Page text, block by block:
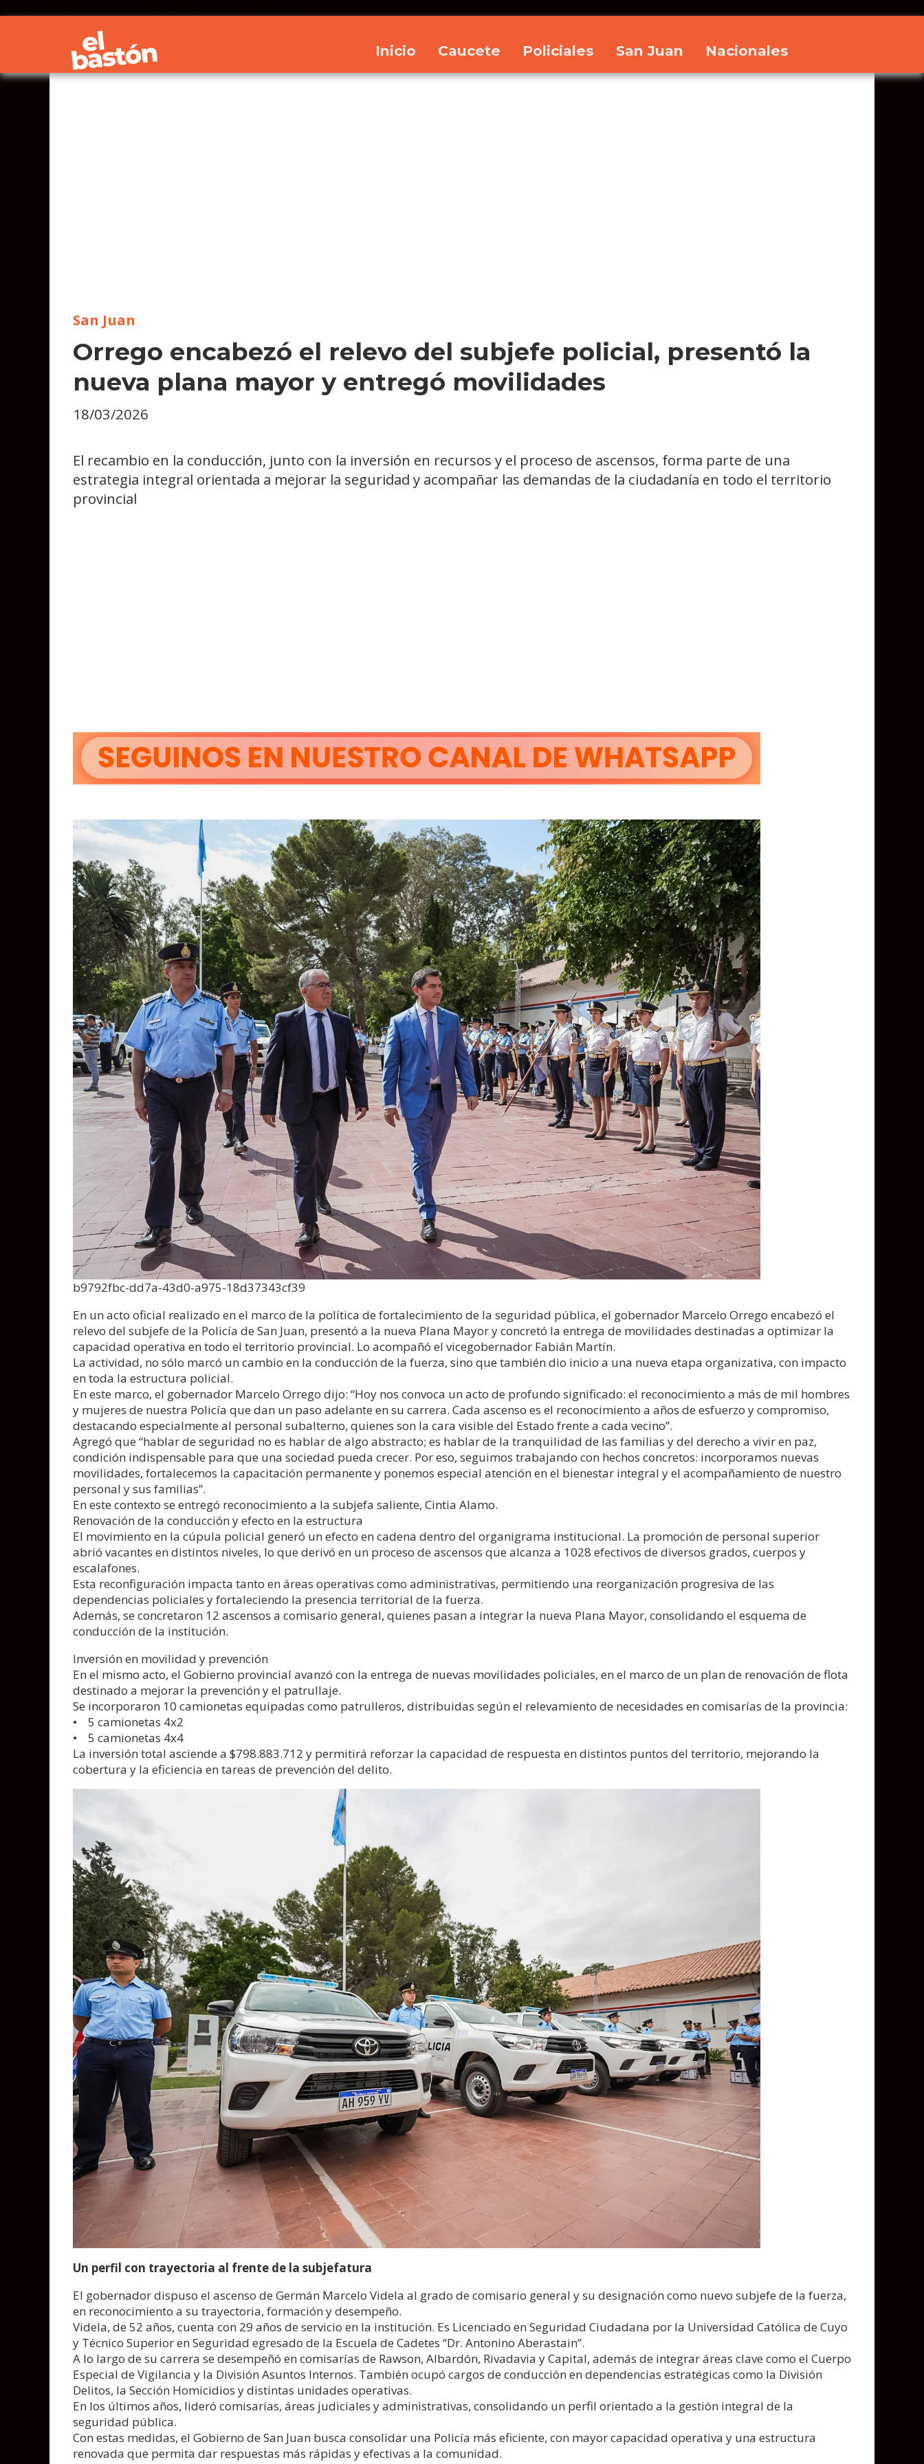
Inicio Caucete Policiales San Juan Nacionales
Orrego encabezó el relevo del subjefe policial, presentó la
nueva plana mayor y entregó movilidades
El recambio en la conducción, junto con la inversión en recursos y el proceso de ascensos, forma parte de una
estrategia integral orientada a mejorar la seguridad y acompañar las demandas de la ciudadanía en todo el territorio
provincial
San Juan
18/03/2026
b9792fbc-dd7a-43d0-a975-18d37343cf39
En un acto oficial realizado en el marco de la política de fortalecimiento de la seguridad pública, el gobernador Marcelo Orrego encabezó el
relevo del subjefe de la Policía de San Juan, presentó a la nueva Plana Mayor y concretó la entrega de movilidades destinadas a optimizar la
capacidad operativa en todo el territorio provincial. Lo acompañó el vicegobernador Fabián Martín.
La actividad, no sólo marcó un cambio en la conducción de la fuerza, sino que también dio inicio a una nueva etapa organizativa, con impacto
en toda la estructura policial.
En este marco, el gobernador Marcelo Orrego dijo: “Hoy nos convoca un acto de profundo significado: el reconocimiento a más de mil hombres
y mujeres de nuestra Policía que dan un paso adelante en su carrera. Cada ascenso es el reconocimiento a años de esfuerzo y compromiso,
destacando especialmente al personal subalterno, quienes son la cara visible del Estado frente a cada vecino”.
Agregó que “hablar de seguridad no es hablar de algo abstracto; es hablar de la tranquilidad de las familias y del derecho a vivir en paz,
condición indispensable para que una sociedad pueda crecer. Por eso, seguimos trabajando con hechos concretos: incorporamos nuevas
movilidades, fortalecemos la capacitación permanente y ponemos especial atención en el bienestar integral y el acompañamiento de nuestro
personal y sus familias”.
En este contexto se entregó reconocimiento a la subjefa saliente, Cintia Alamo.
Renovación de la conducción y efecto en la estructura
El movimiento en la cúpula policial generó un efecto en cadena dentro del organigrama institucional. La promoción de personal superior
abrió vacantes en distintos niveles, lo que derivó en un proceso de ascensos que alcanza a 1028 efectivos de diversos grados, cuerpos y
escalafones.
Esta reconfiguración impacta tanto en áreas operativas como administrativas, permitiendo una reorganización progresiva de las
dependencias policiales y fortaleciendo la presencia territorial de la fuerza.
Además, se concretaron 12 ascensos a comisario general, quienes pasan a integrar la nueva Plana Mayor, consolidando el esquema de
conducción de la institución.
Inversión en movilidad y prevención
En el mismo acto, el Gobierno provincial avanzó con la entrega de nuevas movilidades policiales, en el marco de un plan de renovación de flota
destinado a mejorar la prevención y el patrullaje.
Se incorporaron 10 camionetas equipadas como patrulleros, distribuidas según el relevamiento de necesidades en comisarías de la provincia:
• 5 camionetas 4x2
• 5 camionetas 4x4
La inversión total asciende a $798.883.712 y permitirá reforzar la capacidad de respuesta en distintos puntos del territorio, mejorando la
cobertura y la eficiencia en tareas de prevención del delito.
Un perfil con trayectoria al frente de la subjefatura
El gobernador dispuso el ascenso de Germán Marcelo Videla al grado de comisario general y su designación como nuevo subjefe de la fuerza,
en reconocimiento a su trayectoria, formación y desempeño.
Videla, de 52 años, cuenta con 29 años de servicio en la institución. Es Licenciado en Seguridad Ciudadana por la Universidad Católica de Cuyo
y Técnico Superior en Seguridad egresado de la Escuela de Cadetes “Dr. Antonino Aberastain”.
A lo largo de su carrera se desempeñó en comisarías de Rawson, Albardón, Rivadavia y Capital, además de integrar áreas clave como el Cuerpo
Especial de Vigilancia y la División Asuntos Internos. También ocupó cargos de conducción en dependencias estratégicas como la División
Delitos, la Sección Homicidios y distintas unidades operativas.
En los últimos años, lideró comisarías, áreas judiciales y administrativas, consolidando un perfil orientado a la gestión integral de la
seguridad pública.
Con estas medidas, el Gobierno de San Juan busca consolidar una Policía más eficiente, con mayor capacidad operativa y una estructura
renovada que permita dar respuestas más rápidas y efectivas a la comunidad.